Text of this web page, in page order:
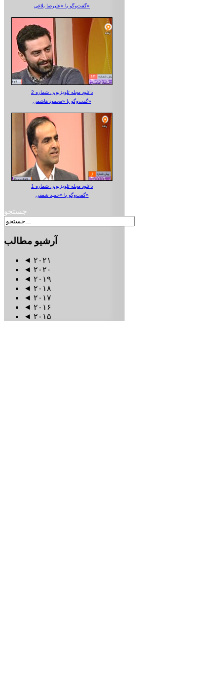
گفت‌وگو با «علیرضا بلاغی»
دانلود مجله تلویزیونی شماره 2
گفت‌وگو با «محمود هاشمی»
دانلود مجله تلویزیونی شماره 1
گفت‌وگو با «حمید شفقی»
جستجو
آرشیو مطالب
◄ ۲۰۲۱
◄ ۲۰۲۰
◄ ۲۰۱۹
◄ ۲۰۱۸
◄ ۲۰۱۷
◄ ۲۰۱۶
◄ ۲۰۱۵